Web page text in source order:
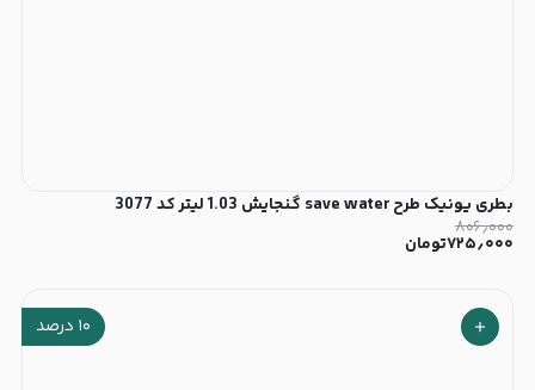
بطری یونیک طرح save water گنجایش 1.03 لیتر کد 3077
۸۰۶٫۰۰۰
۷۲۵٫۰۰۰تومان
۱۰ درصد